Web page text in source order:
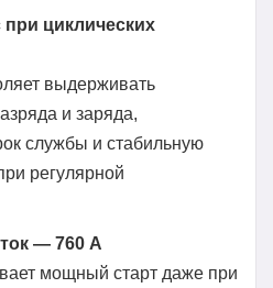
циклических
выдерживать
и заряда,
службы и стабильную
регулярной
— 760 А
мощный старт даже при